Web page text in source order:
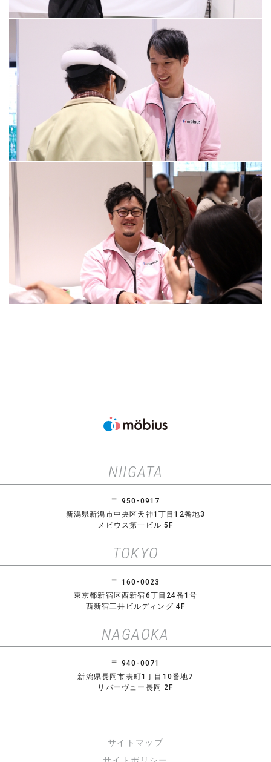
NIIGATA
〒 950-0917
新潟県新潟市中央区天神1丁目12番地3
メビウス第一ビル 5F
TOKYO
〒 160-0023
東京都新宿区西新宿6丁目24番1号
西新宿三井ビルディング 4F
NAGAOKA
〒 940-0071
新潟県長岡市表町1丁目10番地7
リバーヴュー長岡 2F
サイトマップ